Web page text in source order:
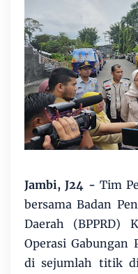
Jambi, J24 - Tim
bersama Badan
Daerah (BPPRD)
Operasi Gabungan
di sejumlah titik